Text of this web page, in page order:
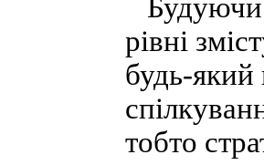
Будуючи
рівні
будь-який
тобто